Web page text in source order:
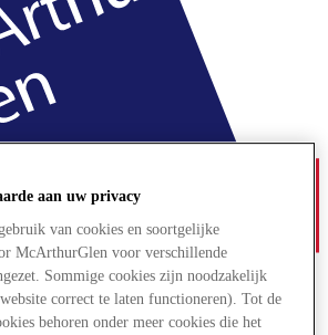
aan uw privacy
van cookies en soortgelijke
McArthurGlen voor verschillende
Sommige cookies zijn noodzakelijk
correct te laten functioneren). Tot de
behoren onder meer cookies die het